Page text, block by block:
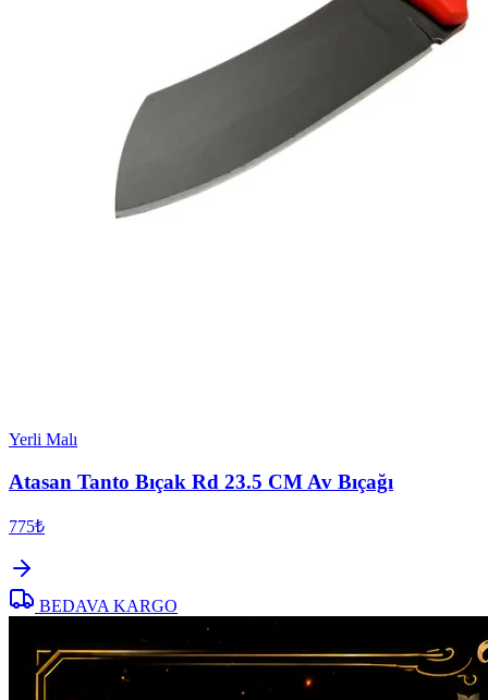
Yerli Malı
Atasan Tanto Bıçak Rd 23.5 CM Av Bıçağı
775₺
BEDAVA KARGO